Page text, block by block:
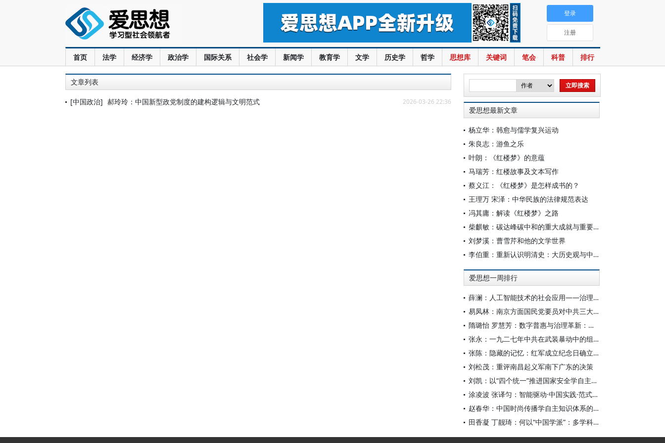
首页 法学 经济学 政治学 国际关系 社会学 新闻学 教育学 文学 历史学 哲学 思想库 关键词 笔会 科普 排行
登录
注册
文章列表
[中国政治] 郝玲玲：中国新型政党制度的建构逻辑与文明范式 2026-03-26 22:36
爱思想最新文章
杨立华：韩愈与儒学复兴运动
朱良志：游鱼之乐
叶朗：《红楼梦》的意蕴
马瑞芳：红楼故事及文本写作
蔡义江：《红楼梦》是怎样成书的？
王理万 宋泽：中华民族的法律规范表达
冯其庸：解读《红楼梦》之路
柴麒敏：碳达峰碳中和的重大成就与重要任务
刘梦溪：曹雪芹和他的文学世界
李伯重：重新认识明清史：大历史观与中国史学创新
爱思想一周排行
薛澜：人工智能技术的社会应用——治理挑战
易凤林：南京方面国民党要员对中共三大起义的反应
隋璐怡 罗慧芳：数字普惠与治理革新：中国人工智能赋能全球南方发展
张永：一九二七年中共在武装暴动中的组织转型
张陈：隐藏的记忆：红军成立纪念日确立前中共对南昌起义的纪念
刘松茂：重评南昌起义军南下广东的决策
刘凯：以“四个统一”推进国家安全学自主知识体系构建
涂凌波 张译匀：智能驱动·中国实践·范式创新：“构建中国新闻传播学自主知识体系”专题研讨会综述
赵春华：中国时尚传播学自主知识体系的内在逻辑与实践路径
田香凝 丁靓琦：何以“中国学派”：多学科视野下中国特色新闻传播学建设的研究